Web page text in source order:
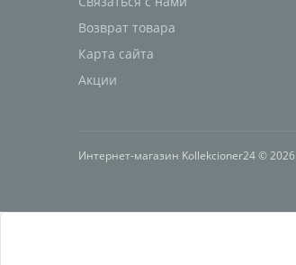
Возврат товара
Карта сайта
Акции
Интернет-магазин Kollekcioner24 © 2026